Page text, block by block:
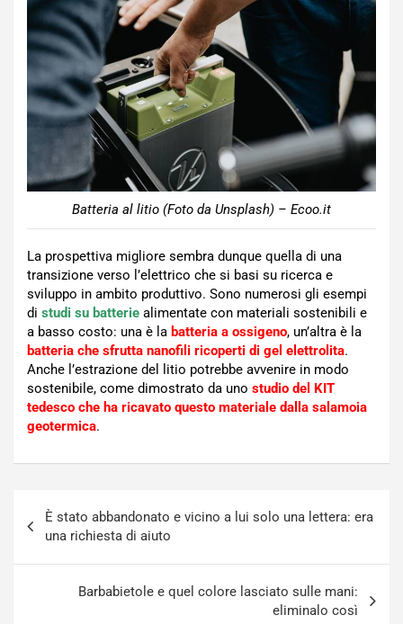
Batteria al litio (Foto da Unsplash) – Ecoo.it
La prospettiva migliore sembra dunque quella di una
transizione verso l’elettrico che si basi su ricerca e
sviluppo in ambito produttivo. Sono numerosi gli esempi
di studi su batterie alimentate con materiali sostenibili e
a basso costo: una è la batteria a ossigeno, un’altra è la
batteria che sfrutta nanofili ricoperti di gel elettrolita.
Anche l’estrazione del litio potrebbe avvenire in modo
sostenibile, come dimostrato da uno studio del KIT
tedesco che ha ricavato questo materiale dalla salamoia
geotermica.
Navigazione
articoli
È stato abbandonato e vicino a lui solo una lettera: era
una richiesta di aiuto
Barbabietole e quel colore lasciato sulle mani:
eliminalo così